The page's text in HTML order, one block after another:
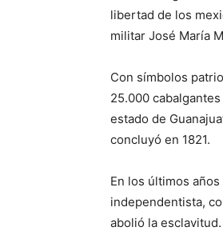
libertad de los
militar José María
Con símbolos
25.000
estado de
concluyó en 1821.
En los últimos
independentista,
abolió la esclavitud.